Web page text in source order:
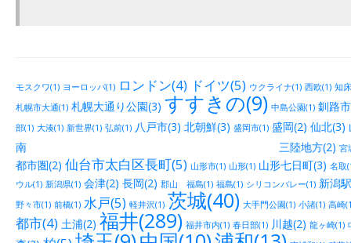
モスクワ(1) ヨーロッパ(1) ロンドン(4) ドイツ(5) ウクライナ(1) 西欧(1) 知
札幌市大通(1) 札幌大通り公園(3) すすきの(9) 中島公園(1) 釧路
部(1) 大湊(1) 新世界(1) 弘前(1) 八戸市(3) 北朝鮮(3) 盛岡市(1) 盛岡(2) 仙北(3)
南 三陸地方(2) 宮
都市圏(2) 仙台市太白区長町(5) 山形市(1) 山形(1) 山形七日町(3) 名取
ウル(1) 新潟県(1) 会津(2) 長岡(2) 郡山 福島(1) 福島(1) シリコンバレー(1) 新潟
野々市(1) 前橋(1) 水戸(5) 軽井沢(1) 茨城(40) 大手門公園(1) 小諸(1) 高崎
都市(4) 土浦(2) 福井(289) 福井市内(1) 春日部(1) 川越(2) 龍ヶ崎(1)